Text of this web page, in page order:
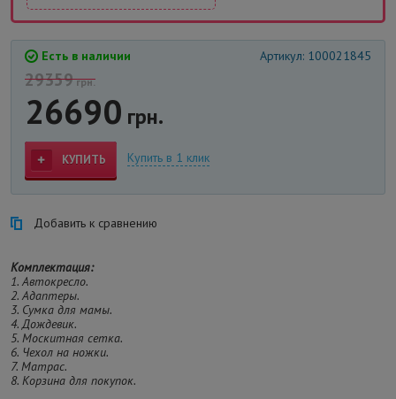
Есть в наличии Артикул: 100021845
29359грн.
26690 грн.
КУПИТЬ Купить в 1 клик
Добавить к сравнению
Комплектация:
1. Автокресло.
2. Адаптеры.
3. Сумка для мамы.
4. Дождевик.
5. Москитная сетка.
6. Чехол на ножки.
7. Матрас.
8. Корзина для покупок.